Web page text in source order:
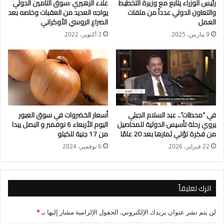
المصرية القابضة للبتروكيماويات والجيولوجي ياسر رمضان رئيس
الهيئة المصرية العامة للثروة المعدنية والمهندس معتز عاطف وكيل
الوزارة لشئون مكتب الوزير والمكتب الفني والمتحدث الرسمي
بالوزارة والدكتور محمد الباجوري مساعد رئيس الإدارة المركزية
للشئون القانونية بالوزارة والمشرف عليها.
وتناولت الجلسة طلبى مناقشة مقدمين من النائب احمد جلال ابو
الدهب والنائبة نهى احمد زكي وعدد من اعضاء المجلس حول
استراتيجية وخطط الحكومة لاستغلال الثروات المعدنية وسبل تنميتها
وتطويرها بما يحقق قيمة مضافة للاقتصاد المصرى ، وكذلك جهود
الوزارة لتحويل هيئة الثروة المعدنية من هيئة خدمية إلى هيئة
اقتصادية.
واوضح المهندس كريم بدوى، ان فريق العمل بالوزارة وضع
استراتيجية تهدف إلى البناء على ما تحقق من انجازات خلال الفترات
السابقة وتتوافق مع متطلبات المرحلة الحالية، مشيراً إلى ان هذه
رئيس الوزراء يتابع مع وزيرة التخطيط
والتعاون الدولي عدداً من ملفات
العمل
9 مارس، 2025
علاء الزهيري :سوق التأمين الدولي
يواجه العديد من العقبات وخاصه بعد
الصراع الروسي الأوكراني
3 أكتوبر، 2022
في “محطات”.. عبد السلام الجبلي
يروي رحلة تأسيس الدولية للمحاصيل
من فكرة تؤتي ثمارها بعد 20 عامًا
22 فبراير، 2026
أسعار الخضروات في سوق العبور
اليوم الأربعاء 6 نوفمبر و البصل يبدا
من 17 جنية للكيلو
6 نوفمبر، 2024
اترك تعليقاً
لن يتم نشر عنوان بريدك الإلكتروني. الحقول الإلزامية مشار إليها بـ*